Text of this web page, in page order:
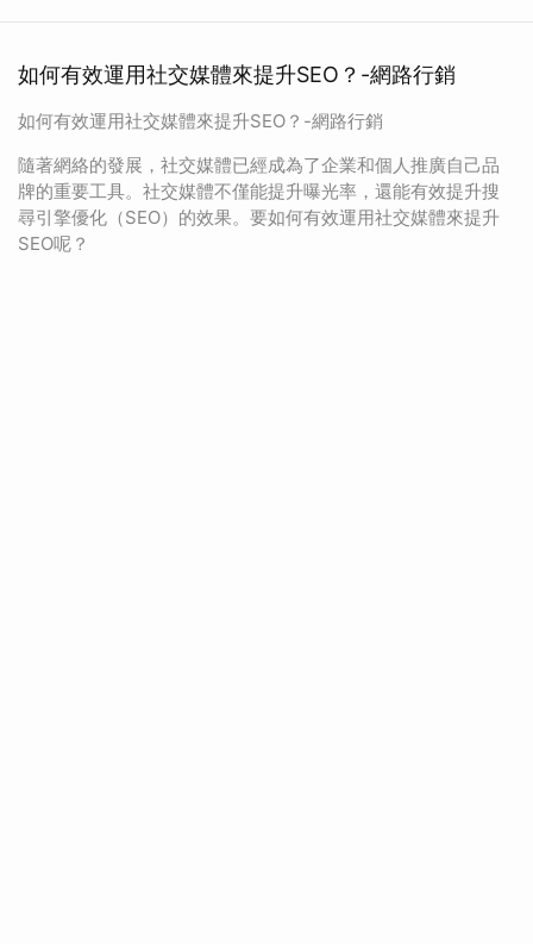
如何有效運用社交媒體來提升SEO？-網路行銷
如何有效運用社交媒體來提升SEO？-網路行銷
隨著網絡的發展，社交媒體已經成為了企業和個人推廣自己品
牌的重要工具。社交媒體不僅能提升曝光率，還能有效提升搜
尋引擎優化（SEO）的效果。要如何有效運用社交媒體來提升
SEO呢？